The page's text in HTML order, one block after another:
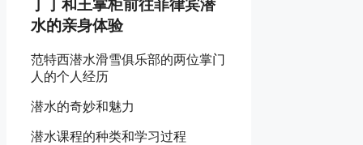
丁丁和王掌柜前往菲律宾潜
水的亲身体验
范特西潜水滑雪俱乐部的两位掌门
人的个人经历
潜水的奇妙和魅力
潜水课程的种类和学习过程